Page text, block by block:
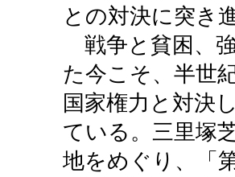
との対決に突き
戦争と貧困、
た今こそ、半世
国家権力と対決
ている。三里塚
地をめぐり、「